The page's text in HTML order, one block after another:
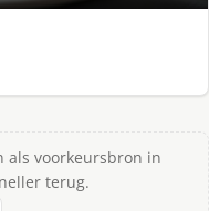
als voorkeursbron in
terug.